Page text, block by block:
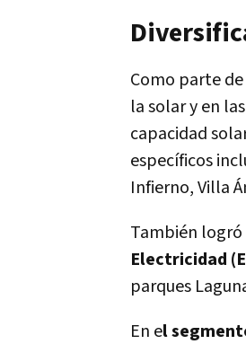
Como parte
la solar y en las
capacidad
específicos
Infierno, Villa
También logró
Electricidad
parques
En el